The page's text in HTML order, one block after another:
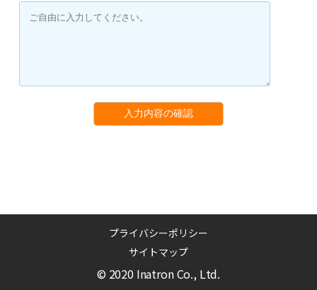
入力内容の確認
プライバシーポリシー
サイトマップ
© 2020 Inatron Co., Ltd.